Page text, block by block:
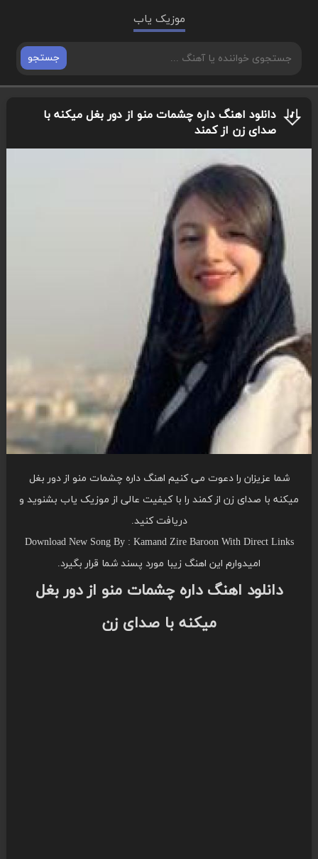
موزیک یاب
جستجو
دانلود اهنگ داره چشمات منو از دور بغل میکنه با
صدای زن از کمند
شما عزیزان را دعوت می کنیم اهنگ داره چشمات منو از دور بغل
میکنه با صدای زن از کمند را با کیفیت عالی از موزیک یاب بشنوید و
دریافت کنید.
Download New Song By : Kamand Zire Baroon With Direct Links
امیدوارم این اهنگ زیبا مورد پسند شما قرار بگیرد.
دانلود اهنگ داره چشمات منو از دور بغل
میکنه با صدای زن